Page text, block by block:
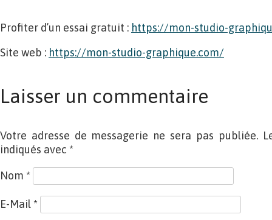
Profiter d’un essai gratuit : https://mon-studio-
Site web : https://mon-studio-graphique.com/
Laisser un commentaire
Votre adresse de messagerie ne sera pas publiée.
indiqués avec *
Nom *
E-Mail *